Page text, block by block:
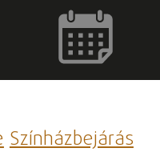
Színházbejárás